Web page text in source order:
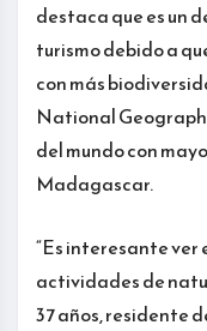
destaca que es un
turismo debido a
con más
National
del mundo con
Madagascar.
“Es interesante
actividades de
37 años, residente